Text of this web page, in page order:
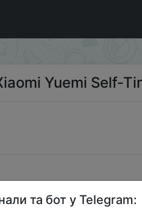
Yuemi Self-
та бот у Telegram: